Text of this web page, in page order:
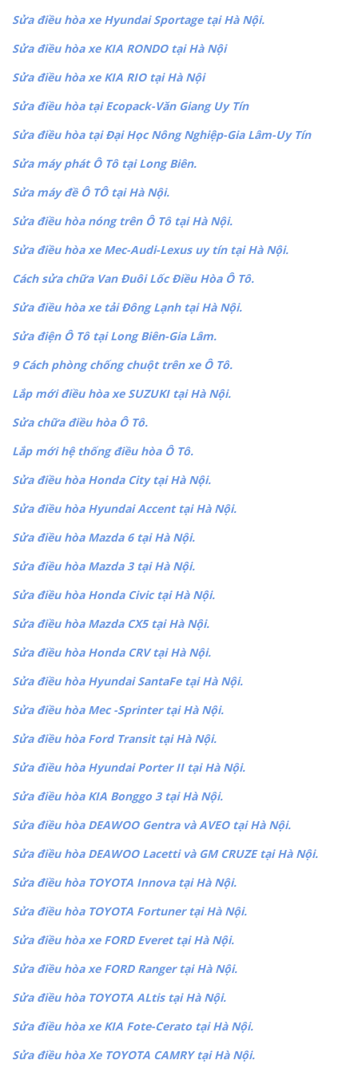
Sửa điều hòa xe Hyundai Sportage tại Hà Nội.
Sửa điều hòa xe KIA RONDO tại Hà Nội
Sửa điều hòa xe KIA RIO tại Hà Nội
Sửa điều hòa tại Ecopack-Văn Giang Uy Tín
Sửa điều hòa tại Đại Học Nông Nghiệp-Gia Lâm-Uy Tín
Sửa máy phát Ô Tô tại Long Biên.
Sửa máy đề Ô TÔ tại Hà Nội.
Sửa điều hòa nóng trên Ô Tô tại Hà Nội.
Sửa điều hòa xe Mec-Audi-Lexus uy tín tại Hà Nội.
Cách sửa chữa Van Đuôi Lốc Điều Hòa Ô Tô.
Sửa điều hòa xe tải Đông Lạnh tại Hà Nội.
Sửa điện Ô Tô tại Long Biên-Gia Lâm.
9 Cách phòng chống chuột trên xe Ô Tô.
Lắp mới điều hòa xe SUZUKI tại Hà Nội.
Sửa chữa điều hòa Ô Tô.
Lắp mới hệ thống điều hòa Ô Tô.
Sửa điều hòa Honda City tại Hà Nội.
Sửa điều hòa Hyundai Accent tại Hà Nội.
Sửa điều hòa Mazda 6 tại Hà Nội.
Sửa điều hòa Mazda 3 tại Hà Nội.
Sửa điều hòa Honda Civic tại Hà Nội.
Sửa điều hòa Mazda CX5 tại Hà Nội.
Sửa điều hòa Honda CRV tại Hà Nội.
Sửa điều hòa Hyundai SantaFe tại Hà Nội.
Sửa điều hòa Mec -Sprinter tại Hà Nội.
Sửa điều hòa Ford Transit tại Hà Nội.
Sửa điều hòa Hyundai Porter II tại Hà Nội.
Sửa điều hòa KIA Bonggo 3 tại Hà Nội.
Sửa điều hòa DEAWOO Gentra và AVEO tại Hà Nội.
Sửa điều hòa DEAWOO Lacetti và GM CRUZE tại Hà Nội.
Sửa điều hòa TOYOTA Innova tại Hà Nội.
Sửa điều hòa TOYOTA Fortuner tại Hà Nội.
Sửa điều hòa xe FORD Everet tại Hà Nội.
Sửa điều hòa xe FORD Ranger tại Hà Nội.
Sửa điều hòa TOYOTA ALtis tại Hà Nội.
Sửa điều hòa xe KIA Fote-Cerato tại Hà Nội.
Sửa điều hòa Xe TOYOTA CAMRY tại Hà Nội.